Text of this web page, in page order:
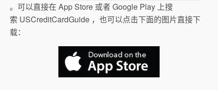
。可以直接在 App Store 或者 Google Play 上搜
索 USCreditCardGuide ，也可以点击下面的图片直接下
载：